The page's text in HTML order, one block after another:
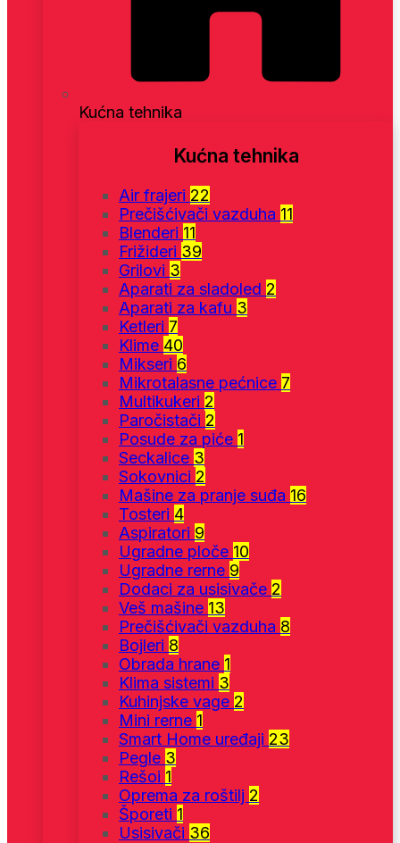
Kućna tehnika
Kućna tehnika
Air frajeri 22
Prečišćivači vazduha 11
Blenderi 11
Frižideri 39
Grilovi 3
Aparati za sladoled 2
Aparati za kafu 3
Ketleri 7
Klime 40
Mikseri 6
Mikrotalasne pećnice 7
Multikukeri 2
Paročistači 2
Posude za piće 1
Seckalice 3
Sokovnici 2
Mašine za pranje suđa 16
Tosteri 4
Aspiratori 9
Ugradne ploče 10
Ugradne rerne 9
Dodaci za usisivače 2
Veš mašine 13
Prečišćivači vazduha 8
Bojleri 8
Obrada hrane 1
Klima sistemi 3
Kuhinjske vage 2
Mini rerne 1
Smart Home uređaji 23
Pegle 3
Rešoi 1
Oprema za roštilj 2
Šporeti 1
Usisivači 36